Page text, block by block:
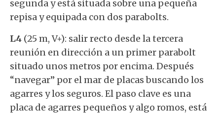
segunda y está situada sobre una pequeña
repisa y equipada con dos parabolts.
L4 (25 m, V+): salir recto desde la tercera
reunión en dirección a un primer parabolt
situado unos metros por encima. Después
“navegar” por el mar de placas buscando los
agarres y los seguros. El paso clave es una
placa de agarres pequeños y algo romos, está